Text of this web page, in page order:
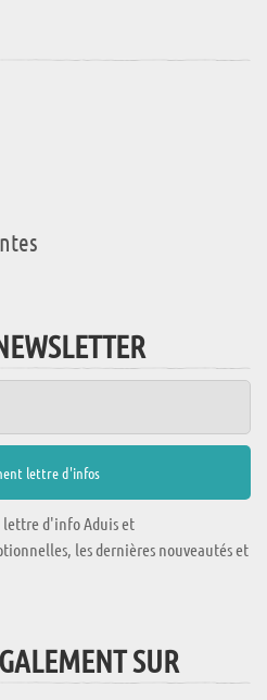
lettre d'info Aduis et
les dernières nouveautés et
SUR